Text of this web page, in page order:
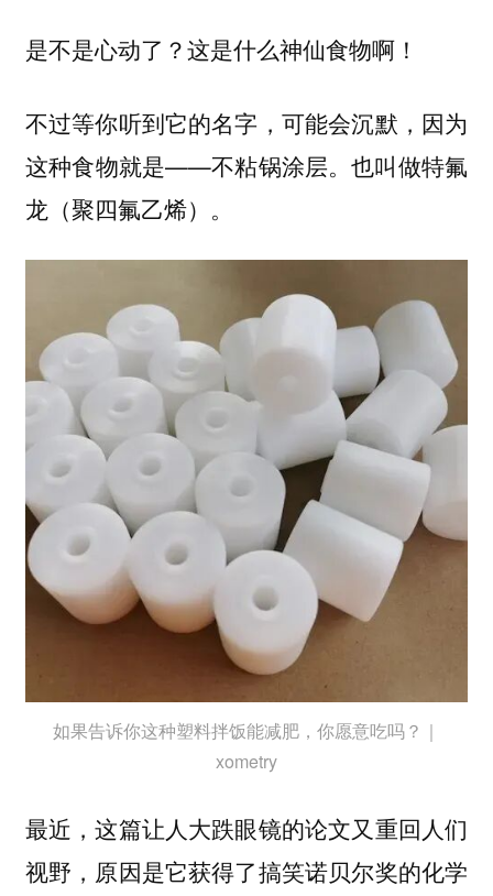
是不是心动了？这是什么神仙食物啊！
不过等你听到它的名字，可能会沉默，因为
这种食物就是——不粘锅涂层。也叫做特氟
龙（聚四氟乙烯） 。
如果告诉你这种塑料拌饭能减肥，你愿意吃吗？｜
xometry
最近，这篇让人大跌眼镜的论文又重回人们
视野，原因是它获得了搞笑诺贝尔奖的化学